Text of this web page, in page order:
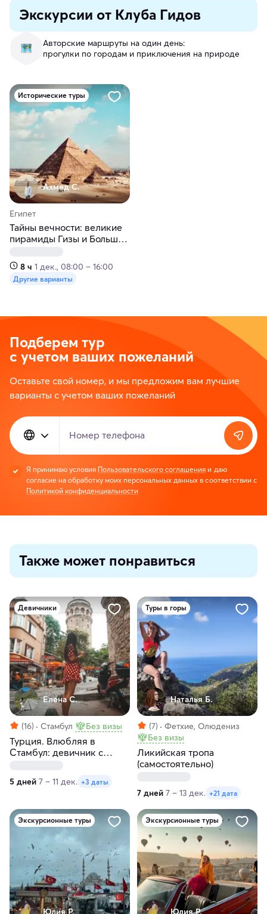
Экскурсии от Клуба Гидов
Авторские маршруты на один день:
прогулки по городам и приключения на природе
Исторические туры
Ахмед С.
Египет
Тайны вечности: великие
пирамиды Гизы и Большой
8 ч 1 дек., 08:00 – 16:00
Другие варианты
Подберем тур
с учетом ваших пожеланий
Оставьте свой номер, и мы предложим вам лучшие
варианты с учетом ваших пожеланий
Номер телефона
Я принимаю условия Пользовательского соглашения и даю
согласие на обработку моих персональных данных в соответствии с
Политикой конфиденциальности
Также может понравиться
Девичники
Елена С.
(16) Стамбул Без визы
Турция. Влюбляя в
Стамбул: девичник с
5 дней 7 – 11 дек. +3 даты
Туры в горы
Наталья Б.
(7)
Фетхие, Олюдениз
Без визы
Ликийская тропа
(самостоятельно)
7 дней 7 – 13 дек. +21 дата
Экскурсионные туры
Юлия Р.
Экскурсионные туры
Юлия Р.